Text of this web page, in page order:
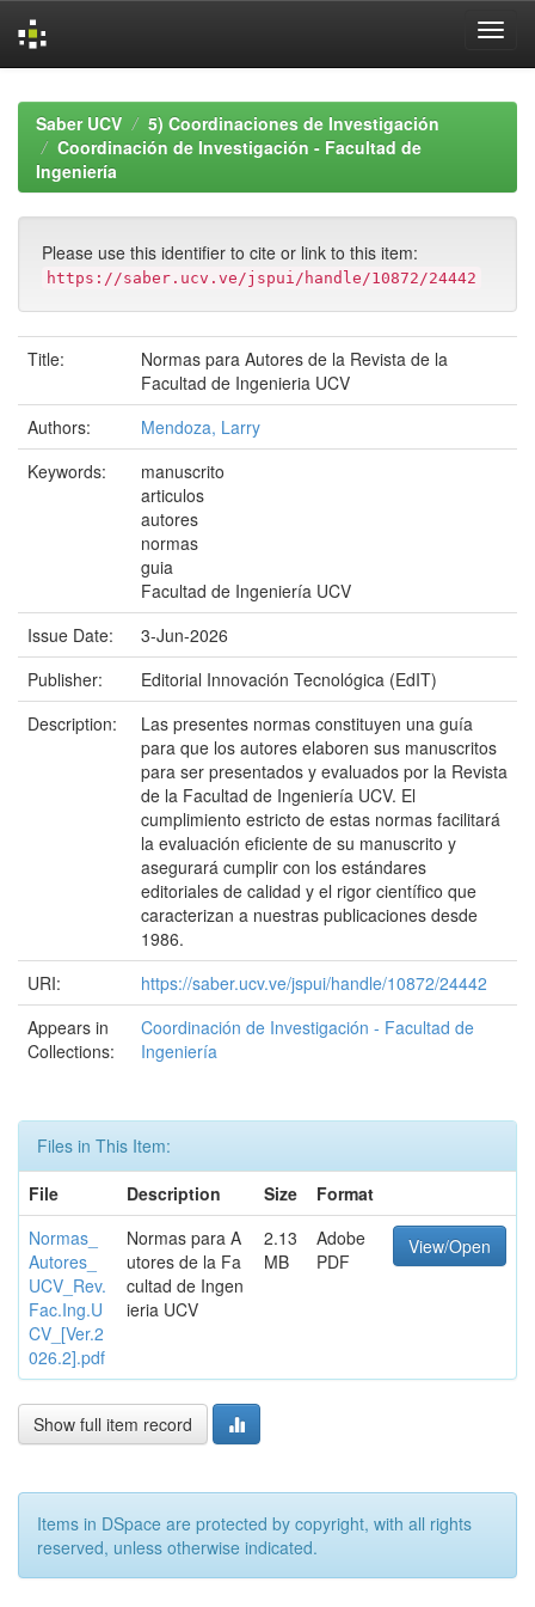
navigationSaber UCV
5) Coordinaciones de Investigación
Coordinación de Investigación - Facultad de
Ingeniería
Please use this identifier to cite or link to this item:
https://saber.ucv.ve/jspui/handle/10872/24442
Title:
Normas para Autores de la Revista de la
Facultad de Ingenieria UCV
Authors:
Mendoza, Larry
Keywords:
manuscrito
articulos
autores
normas
guia
Facultad de Ingeniería UCV
Issue Date:
3-Jun-2026
Publisher:
Editorial Innovación Tecnológica (EdIT)
Description:
Las presentes normas constituyen una guía
para que los autores elaboren sus manuscritos
para ser presentados y evaluados por la Revista
de la Facultad de Ingeniería UCV. El
cumplimiento estricto de estas normas facilitará
la evaluación eficiente de su manuscrito y
asegurará cumplir con los estándares
editoriales de calidad y el rigor científico que
caracterizan a nuestras publicaciones desde
1986.
URI:
https://saber.ucv.ve/jspui/handle/10872/24442
Appears in
Collections:
Coordinación de Investigación - Facultad de
Ingeniería
Files in This Item:
File
Description Size
Format
Normas_
Autores_
UCV_Rev.
Fac.Ing.U
CV_[Ver.2
026.2].pdf
Normas para A
utores de la Fa
cultad de Ingen
ieria UCV
2.13
MB
Adobe
PDF
View/Open
Show full item record
Items in DSpace are protected by copyright, with all rights
reserved, unless otherwise indicated.